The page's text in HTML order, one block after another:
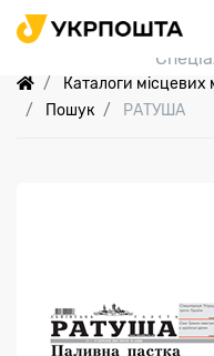
Каталоги місцевих
Пошук
РАТУША